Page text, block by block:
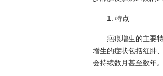
1. 特点
疤痕增生的主要
增生的症状包括红肿
会持续数月甚至数年。